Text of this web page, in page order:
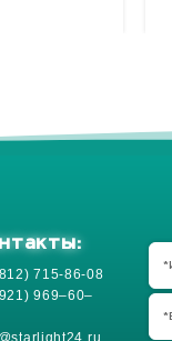
715-86-08
969–60–